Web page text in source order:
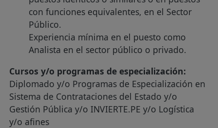
con funciones equivalentes, en el Sector
Público.
Experiencia mínima en el puesto como
Analista en el sector público o privado.
Cursos y/o programas de especialización:
Diplomado y/o Programas de Especialización en
Sistema de Contrataciones del Estado y/o
Gestión Pública y/o INVIERTE.PE y/o Logística
y/o afines